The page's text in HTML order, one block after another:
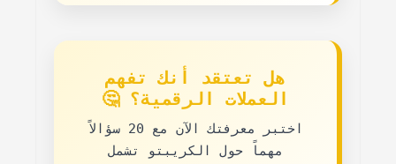
هل تعتقد أنك تفهم
العملات الرقمية؟ 🤔
اختبر معرفتك الآن مع
20 سؤالاً
مهماً حول الكريبتو
تشمل